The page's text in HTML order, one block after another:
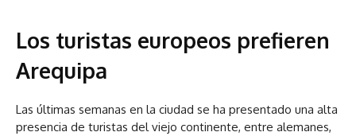
Los turistas europeos prefieren
Arequipa
Las últimas semanas en la ciudad se ha presentado una alta
presencia de turistas del viejo continente, entre alemanes,